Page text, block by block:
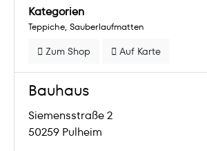
Kategorien
Teppiche Sauberlaufmatten
Zum Shop Auf Karte
Bauhaus
Siemensstraße 2
50259 Pulheim